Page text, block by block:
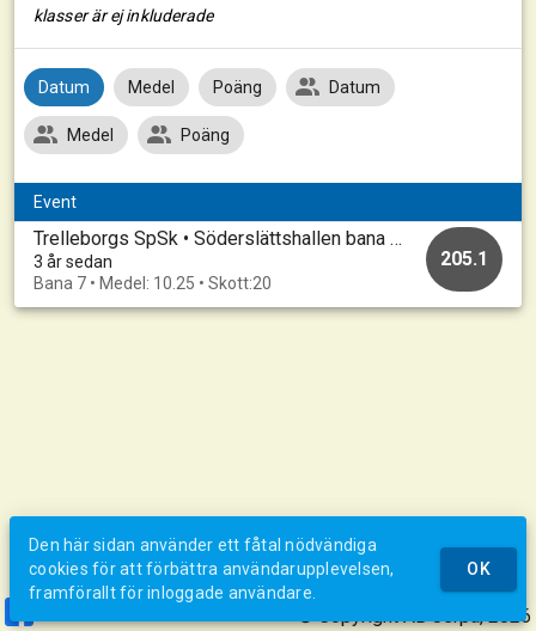
klasser är ej inkluderade
Datum Medel Poäng Datum
Medel Poäng
Event
Trelleborgs SpSk • Söderslättshallen bana 1-10 • 20230421_A
3 år sedan
Bana 7 • Medel: 10.25 • Skott:20
205.1
© Copyright AB Jerpa, 2026
Den här sidan använder ett fåtal nödvändiga
cookies för att förbättra användarupplevelsen,
framförallt för inloggade användare.
OK